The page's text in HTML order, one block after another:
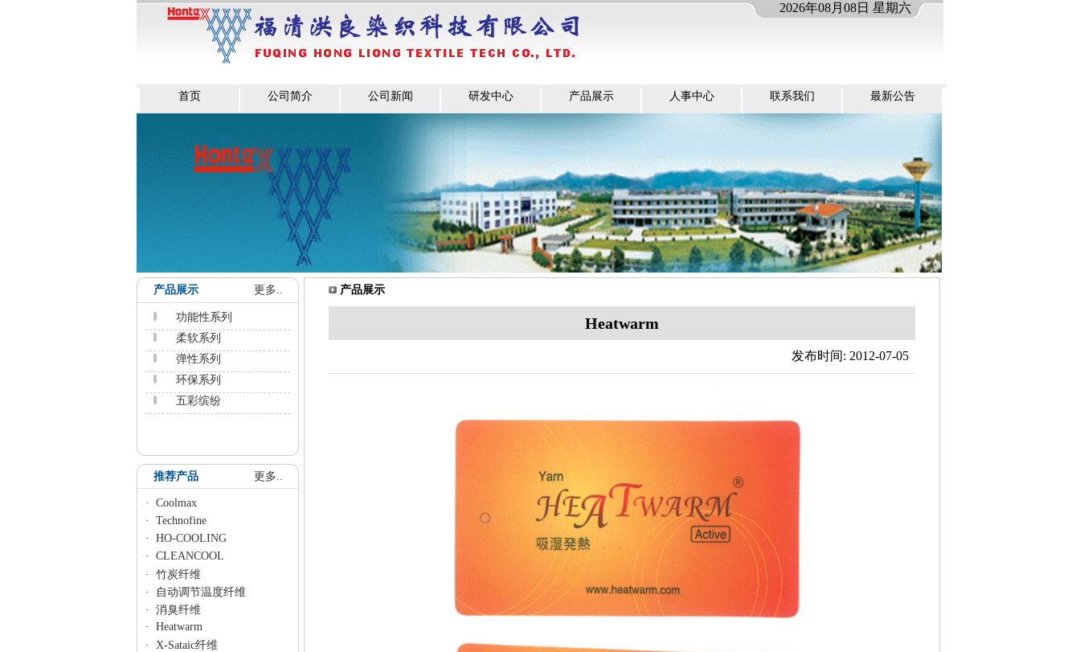
2026年08月08日 星期六
首页 公司简介 公司新闻 研发中心 产品展示 人事中心 联系我们 最新公告
产品展示 更多..
功能性系列
柔软系列
弹性系列
环保系列
五彩缤纷
推荐产品 更多..
· Coolmax
· Technofine
· HO-COOLING
· CLEANCOOL
· 竹炭纤维
·
自动调节温度纤维
· 消臭纤维
· Heatwarm
· X-Sataic纤维
产品展示
Heatwarm
发布时间: 2012-07-05